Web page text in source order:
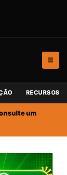
☰
RECURSOS
um